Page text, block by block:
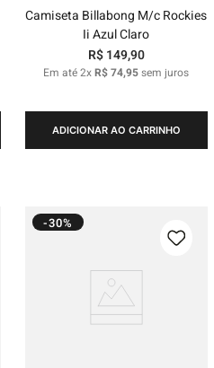
Camiseta Billabong M/c Rockies
Ii Azul Claro
R$ 149,90
Em até2xR$74,95sem juros
ADICIONAR AO CARRINHO
-30%